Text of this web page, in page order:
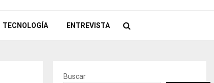
TECNOLOGÍA ENTREVISTA
Buscar